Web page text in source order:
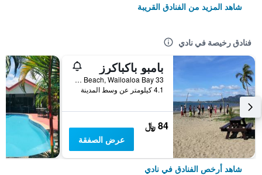
شاهد المزيد من الفنادق القريبة
فنادق رخيصة في نادي
بامبو باكباكرز
33 Newtown Beach, Wailoaloa Bay, نادي, فيجي
4.1 كيلومتر عن وسط المدينة
84 ﷼
عرض الصفقة
شاهد أرخص الفنادق في نادي